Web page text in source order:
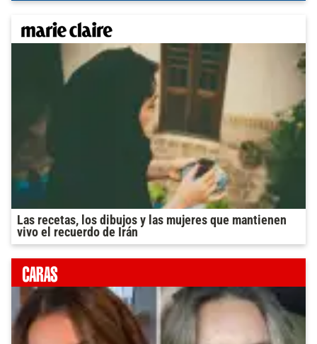
Las recetas, los dibujos y las mujeres que mantienen
vivo el recuerdo de Irán